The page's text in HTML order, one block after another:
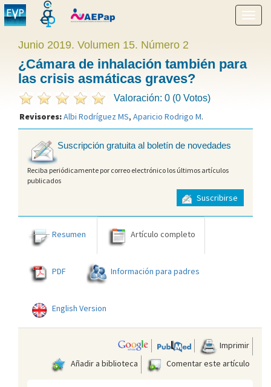
menú
Junio 2019. Volumen 15. Número 2
¿Cámara de inhalación también para
las crisis asmáticas graves?
Valoración: 0 (0 Votos)
Revisores:Albi Rodríguez MS, Aparicio Rodrigo M.
Suscripción gratuita al boletín de novedades
Reciba periódicamente por correo electrónico los últimos artículos
publicados
Suscribirse
Resumen Artículo completo
PDF Información para padres
English Version
Imprimir
Añadir a biblioteca
Comentar este artículo